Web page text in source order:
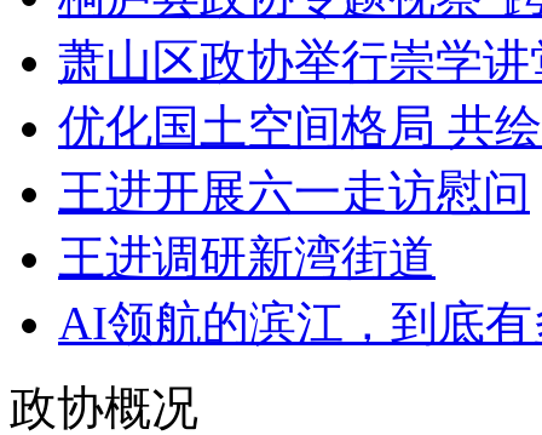
萧山区政协举行崇学
优化国土空间格局 共
王进开展六一走访慰问
王进调研新湾街道
AI领航的滨江，到底
政协概况